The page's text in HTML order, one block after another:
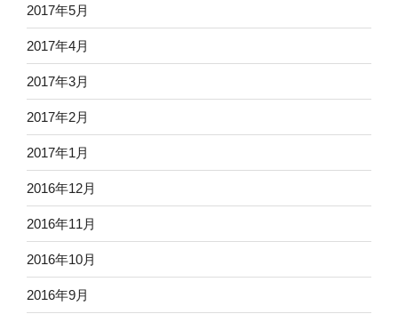
2017年5月
2017年4月
2017年3月
2017年2月
2017年1月
2016年12月
2016年11月
2016年10月
2016年9月